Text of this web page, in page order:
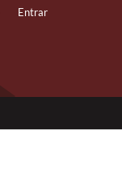
Entrar